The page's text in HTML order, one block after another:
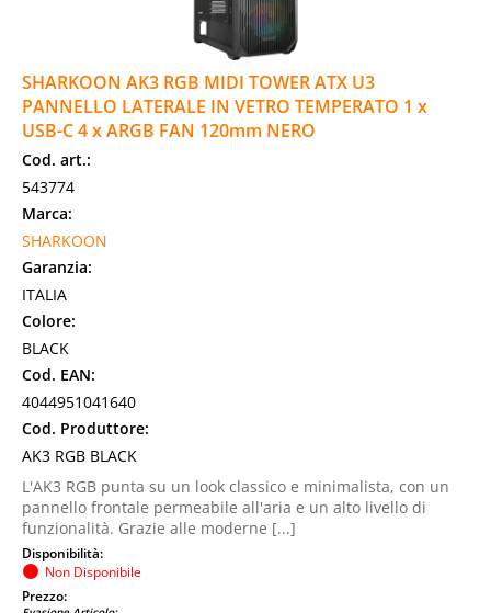
SHARKOON AK3 RGB MIDI TOWER ATX U3
PANNELLO LATERALE IN VETRO TEMPERATO 1 x
USB-C 4 x ARGB FAN 120mm NERO
Cod. art.:
543774
Marca:
SHARKOON
Garanzia:
ITALIA
Colore:
BLACK
Cod. EAN:
4044951041640
Cod. Produttore:
AK3 RGB BLACK
L'AK3 RGB punta su un look classico e minimalista, con un
pannello frontale permeabile all'aria e un alto livello di
funzionalità. Grazie alle moderne [...]
Disponibilità:
Non Disponibile
Prezzo: